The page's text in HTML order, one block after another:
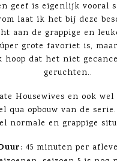
geef is eigenlijk vooral
laat ik het bij deze
aan de grappige en
grote favoriet is,
hoop dat het niet
geruchten..
Housewives en ook
qua opbouw van de
normale en grappige
: 45 minuten per